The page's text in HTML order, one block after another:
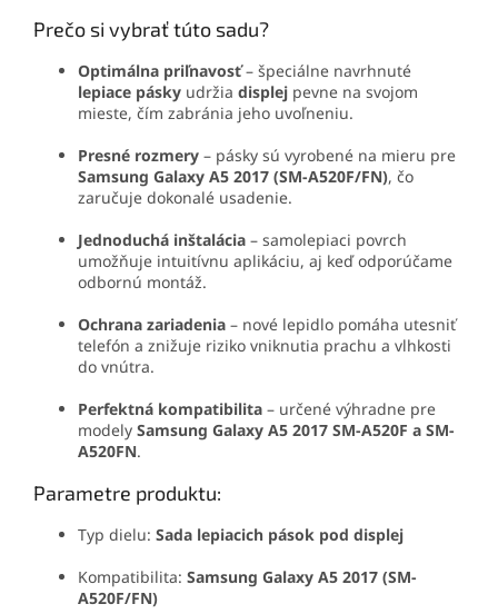
Prečo si vybrať túto sadu?
Optimálna priľnavosť– špeciálne navrhnuté
lepiace pásky udržia displej pevne na svojom
mieste, čím zabránia jeho uvoľneniu.
Presné rozmery – pásky sú vyrobené na mieru pre
Samsung Galaxy A5 2017 (SM-A520F/FN), čo
zaručuje dokonalé usadenie.
Jednoduchá inštalácia – samolepiaci povrch
umožňuje intuitívnu aplikáciu, aj keď odporúčame
odbornú montáž.
Ochrana zariadenia – nové lepidlo pomáha utesniť
telefón a znižuje riziko vniknutia prachu a vlhkosti
do vnútra.
Perfektná kompatibilita – určené výhradne pre
modely Samsung Galaxy A5 2017 SM-A520F a SM-
A520FN.
Parametre produktu:
Typ dielu: Sada lepiacich pások pod displej
Kompatibilita: Samsung Galaxy A5 2017 (SM-
A520F/FN)